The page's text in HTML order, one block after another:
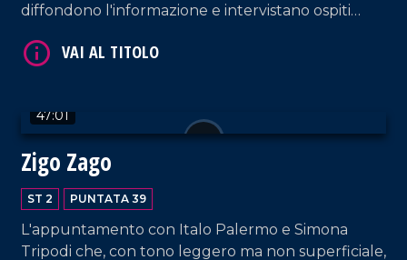
diffondono l'informazione e intervistano ospiti
Lamezia Terme.
47:01
Zigo Zago
ST 2 PUNTATA 39
L'appuntamento con Italo Palermo e Simona
Tripodi che, con tono leggero ma non superficiale,
VAI AL TITOLO